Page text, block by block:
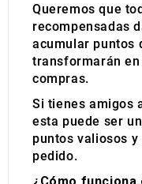
Queremos que
recompensadas
acumular puntos
transformarán
compras.
Si tienes amigos
esta puede ser
puntos valiosos
pedido.